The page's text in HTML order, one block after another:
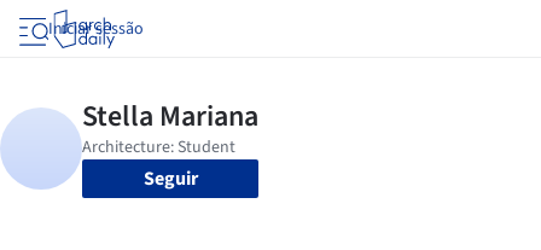
Iniciar sessão
Seguir